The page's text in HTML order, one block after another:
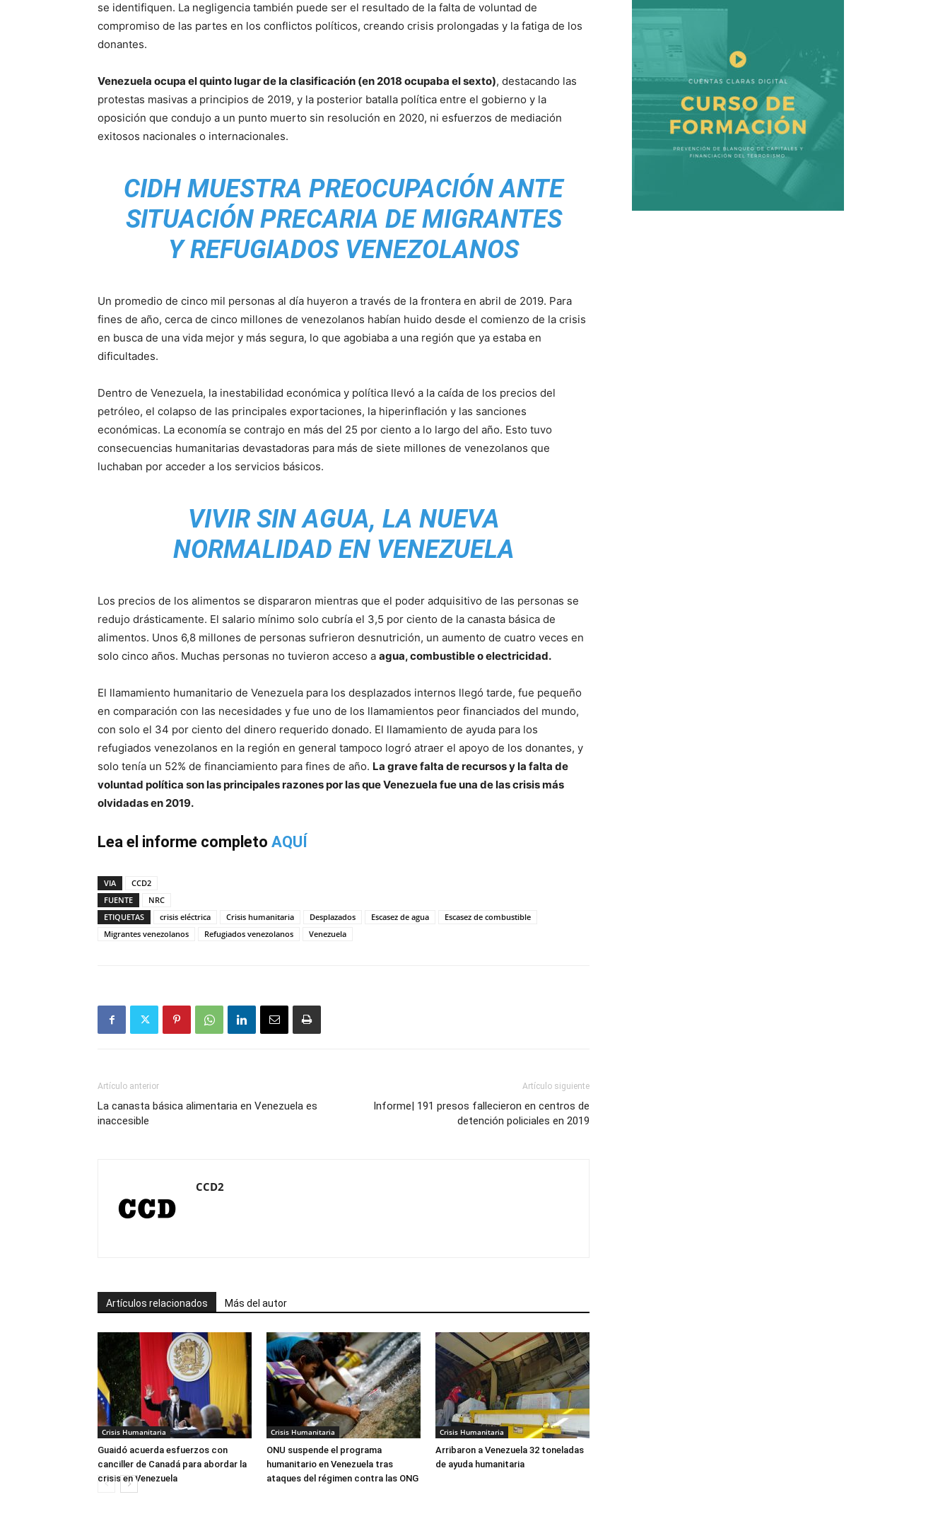
se identifiquen. La negligencia también puede ser el resultado de la falta de voluntad de
compromiso de las partes en los conflictos políticos, creando crisis prolongadas y la fatiga de los
donantes.
Venezuela ocupa el quinto lugar de la clasificación (en 2018 ocupaba el sexto), destacando las
protestas masivas a principios de 2019, y la posterior batalla política entre el gobierno y la
oposición que condujo a un punto muerto sin resolución en 2020, ni esfuerzos de mediación
exitosos nacionales o internacionales.
CIDH MUESTRA PREOCUPACIÓN ANTE
SITUACIÓN PRECARIA DE MIGRANTES
Y REFUGIADOS VENEZOLANOS
Un promedio de cinco mil personas al día huyeron a través de la frontera en abril de 2019. Para
fines de año, cerca de cinco millones de venezolanos habían huido desde el comienzo de la crisis
en busca de una vida mejor y más segura, lo que agobiaba a una región que ya estaba en
dificultades.
Dentro de Venezuela, la inestabilidad económica y política llevó a la caída de los precios del
petróleo, el colapso de las principales exportaciones, la hiperinflación y las sanciones
económicas. La economía se contrajo en más del 25 por ciento a lo largo del año. Esto tuvo
consecuencias humanitarias devastadoras para más de siete millones de venezolanos que
luchaban por acceder a los servicios básicos.
VIVIR SIN AGUA, LA NUEVA
NORMALIDAD EN VENEZUELA
Los precios de los alimentos se dispararon mientras que el poder adquisitivo de las personas se
redujo drásticamente. El salario mínimo solo cubría el 3,5 por ciento de la canasta básica de
alimentos. Unos 6,8 millones de personas sufrieron desnutrición, un aumento de cuatro veces en
solo cinco años. Muchas personas no tuvieron acceso a agua, combustible o electricidad.
El llamamiento humanitario de Venezuela para los desplazados internos llegó tarde, fue pequeño
en comparación con las necesidades y fue uno de los llamamientos peor financiados del mundo,
con solo el 34 por ciento del dinero requerido donado. El llamamiento de ayuda para los
refugiados venezolanos en la región en general tampoco logró atraer el apoyo de los donantes, y
solo tenía un 52% de financiamiento para fines de año. La grave falta de recursos y la falta de
voluntad política son las principales razones por las que Venezuela fue una de las crisis más
olvidadas en 2019.
Lea el informe completo AQUÍ
VIA
CCD2
FUENTE
NRC
ETIQUETAS
crisis eléctrica Crisis humanitaria Desplazados Escasez de agua
Escasez de combustible
Migrantes venezolanos
Refugiados venezolanos Venezuela
Artículo anterior
La canasta básica alimentaria en Venezuela es
inaccesible
Artículo siguiente
Informe| 191 presos fallecieron en centros de
detención policiales en 2019
CCD2
Artículos relacionados Más del autor
Crisis Humanitaria
Guaidó acuerda esfuerzos con
canciller de Canadá para abordar la
crisis en Venezuela
Crisis Humanitaria
ONU suspende el programa
humanitario en Venezuela tras
ataques del régimen contra las ONG
Crisis Humanitaria
Arribaron a Venezuela 32 toneladas
de ayuda humanitaria